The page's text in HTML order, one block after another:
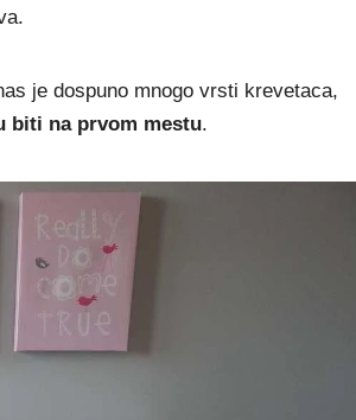
je dospuno mnogo vrsti krevetaca,
biti na prvom mestu.